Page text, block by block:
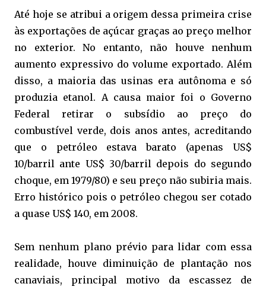
Até hoje se atribui a origem dessa primeira crise
às exportações de açúcar graças ao preço melhor
no exterior. No entanto, não houve nenhum
aumento expressivo do volume exportado. Além
disso, a maioria das usinas era autônoma e só
produzia etanol. A causa maior foi o Governo
Federal retirar o subsídio ao preço do
combustível verde, dois anos antes, acreditando
que o petróleo estava barato (apenas US$
10/barril ante US$ 30/barril depois do segundo
choque, em 1979/80) e seu preço não subiria mais.
Erro histórico pois o petróleo chegou ser cotado
a quase US$ 140, em 2008.
Sem nenhum plano prévio para lidar com essa
realidade, houve diminuição de plantação nos
canaviais, principal motivo da escassez de